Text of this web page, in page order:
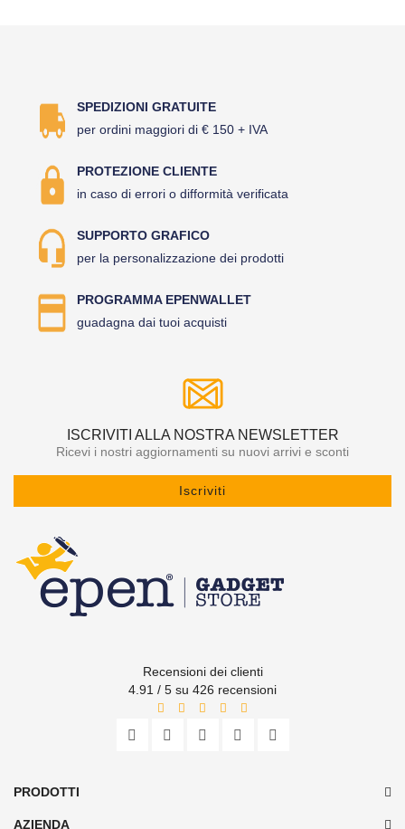
SPEDIZIONI GRATUITE
per ordini maggiori di € 150 + IVA
PROTEZIONE CLIENTE
in caso di errori o difformità verificata
SUPPORTO GRAFICO
per la personalizzazione dei prodotti
PROGRAMMA EPENWALLET
guadagna dai tuoi acquisti
ISCRIVITI ALLA NOSTRA NEWSLETTER
Ricevi i nostri aggiornamenti su nuovi arrivi e sconti
Iscriviti
Recensioni dei clienti
4.91 / 5 su 426 recensioni
PRODOTTI
AZIENDA